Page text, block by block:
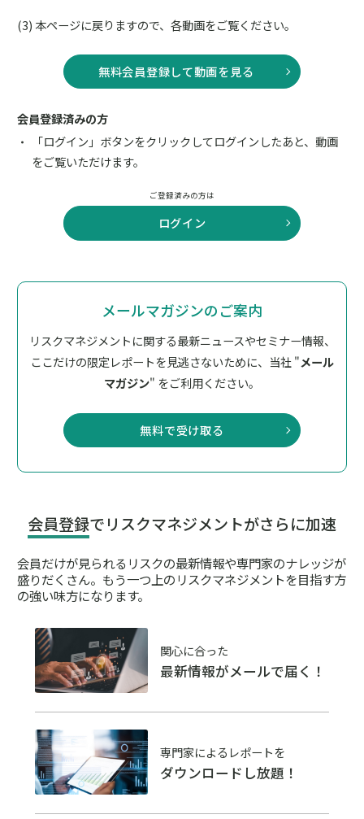
本ページに戻りますので、各動画をご覧ください。
無料会員登録して動画を見る
会員登録済みの方
「ログイン」ボタンをクリックしてログインしたあと、動画
をご覧いただけます。
ご登録済みの方は
ログイン
メールマガジンのご案内
リスクマネジメントに関する最新ニュースやセミナー情報、
ここだけの限定レポートを見逃さないために、 当社 "メール
マガジン" をご利用ください。
無料で受け取る
会員登録でリスクマネジメントがさらに加速
会員だけが見られるリスクの最新情報や専門家のナレッジが
盛りだくさん。 もう一つ上のリスクマネジメントを目指す方
の強い味方になります。
関心に合った
最新情報がメールで届く！
専門家によるレポートを
ダウンロードし放題！